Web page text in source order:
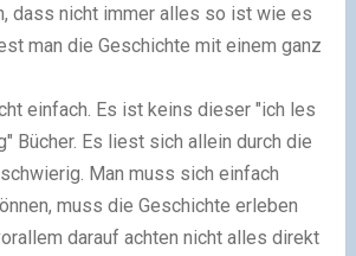
dass nicht immer alles so ist wie es
man die Geschichte mit einem ganz
einfach. Es ist keins dieser "ich les
Bücher. Es liest sich allein durch die
Man muss sich einfach
muss die Geschichte erleben
darauf achten nicht alles direkt